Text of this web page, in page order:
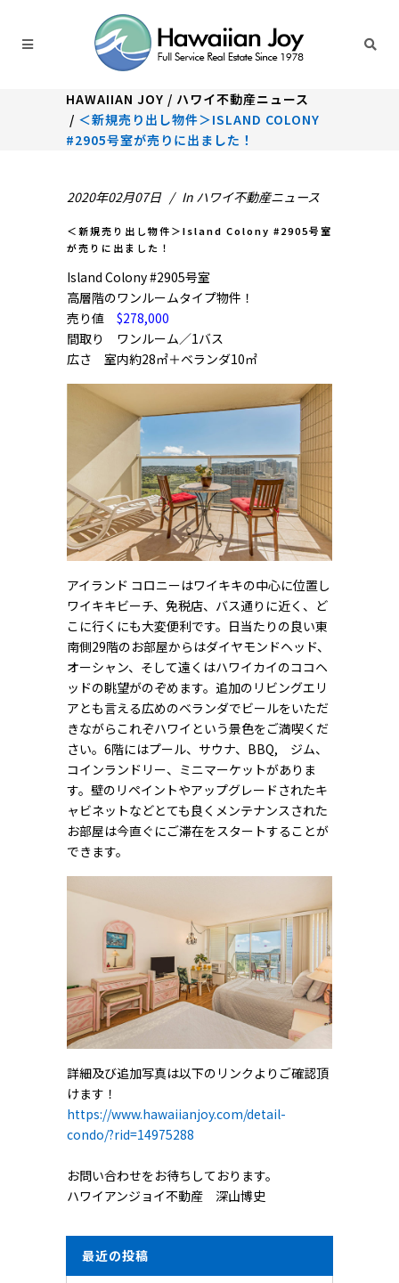
HAWAIIAN JOY / ハワイ不動産ニュース
/ ＜新規売り出し物件＞ISLAND COLONY
#2905号室が売りに出ました！
2020年02月07日 In ハワイ不動産ニュース
＜新規売り出し物件＞Island Colony #2905号室
が売りに出ました！
Island Colony #2905号室
高層階のワンルームタイプ物件！
売り値 $278,000
間取り ワンルーム／1バス
広さ 室内約28㎡＋ベランダ10㎡
アイランド コロニーはワイキキの中心に位置し
ワイキキビーチ、免税店、バス通りに近く、ど
こに行くにも大変便利です。日当たりの良い東
南側29階のお部屋からはダイヤモンドヘッド、
オーシャン、そして遠くはハワイカイのココヘ
ッドの眺望がのぞめます。追加のリビングエリ
アとも言える広めのベランダでビールをいただ
きながらこれぞハワイという景色をご満喫くだ
さい。6階にはプール、サウナ、BBQ, ジム、
コインランドリー、ミニマーケットがありま
す。壁のリペイントやアップグレードされたキ
ャビネットなどとても良くメンテナンスされた
お部屋は今直ぐにご滞在をスタートすることが
できます。
詳細及び追加写真は以下のリンクよりご確認頂
けます！
https://www.hawaiianjoy.com/detail-
condo/?rid=14975288
お問い合わせをお待ちしております。
ハワイアンジョイ不動産 深山博史
最近の投稿